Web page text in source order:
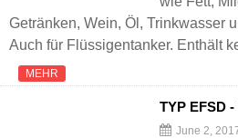
Getränken, Wein, Öl, Trinkwasser
Auch für Flüssigentanker. Enthält
MEHR
June 2,